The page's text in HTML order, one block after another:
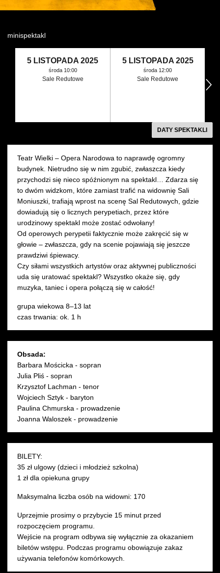
Wynajem rekwizytów
Fundusze unijne
Dotacje celowe
minispektakl
5 LISTOPADA 2025
środa 10:00
Sale Redutowe
5 LISTOPADA 2025
środa 12:00
Sale Redutowe
następny
DATY SPEKTAKLI
Teatr Wielki – Opera Narodowa to naprawdę ogromny
budynek. Nietrudno się w nim zgubić, zwłaszcza kiedy
przychodzi się nieco spóźnionym na spektakl… Zdarza się
to dwóm widzkom, które zamiast trafić na widownię Sali
Moniuszki, trafiają wprost na scenę Sal Redutowych, gdzie
dowiadują się o licznych perypetiach, przez które
urodzinowy spektakl może zostać odwołany!
Od operowych perypetii faktycznie może zakręcić się w
głowie – zwłaszcza, gdy na scenie pojawiają się jeszcze
prawdziwi śpiewacy.
Czy siłami wszystkich artystów oraz aktywnej publiczności
uda się uratować spektakl? Wszystko okaże się, gdy
muzyka, taniec i opera połączą się w całość!
grupa wiekowa 8–13 lat
czas trwania: ok. 1 h
Obsada:
Barbara Mościcka - sopran
Julia Pliś - sopran
Krzysztof Lachman - tenor
Wojciech Sztyk - baryton
Paulina Chmurska - prowadzenie
Joanna Waloszek - prowadzenie
BILETY:
35 zł ulgowy (dzieci i młodzież szkolna)
1 zł dla opiekuna grupy
Maksymalna liczba osób na widowni: 170
Uprzejmie prosimy o przybycie 15 minut przed
rozpoczęciem programu.
Wejście na program odbywa się wyłącznie za okazaniem
biletów wstępu. Podczas programu obowiązuje zakaz
używania telefonów komórkowych.